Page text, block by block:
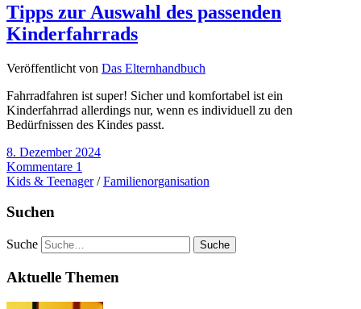
Tipps zur Auswahl des passenden
Kinderfahrrads
Veröffentlicht von Das Elternhandbuch
Fahrradfahren ist super! Sicher und komfortabel ist ein
Kinderfahrrad allerdings nur, wenn es individuell zu den
Bedürfnissen des Kindes passt.
8. Dezember 2024
Kommentare 1
Kids & Teenager/Familienorganisation
Suchen
Suche
Aktuelle Themen